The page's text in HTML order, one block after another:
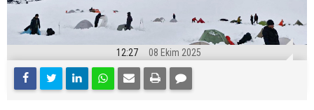
12:27 08 Ekim 2025